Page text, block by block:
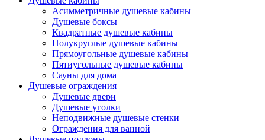
Асимметричные душевые кабины
Душевые боксы
Квадратные душевые кабины
Полукруглые душевые кабины
Прямоугольные душевые кабины
Пятиугольные душевые кабины
Сауны для дома
Душевые ограждения
Душевые двери
Душевые уголки
Неподвижные душевые стенки
Ограждения для ванной